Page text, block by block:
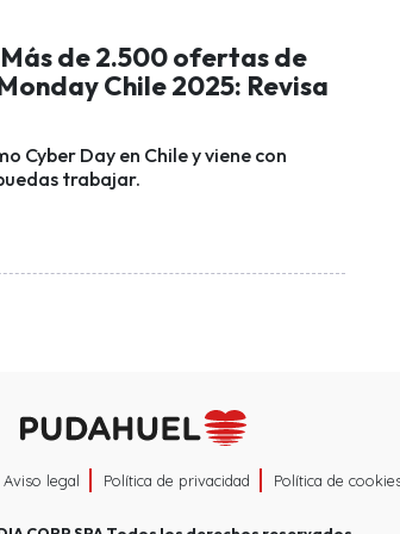
de 2.500 ofertas de
Chile 2025: Revisa
Cyber Day en Chile y viene con
trabajar.
Aviso legal Política de privacidad Política de